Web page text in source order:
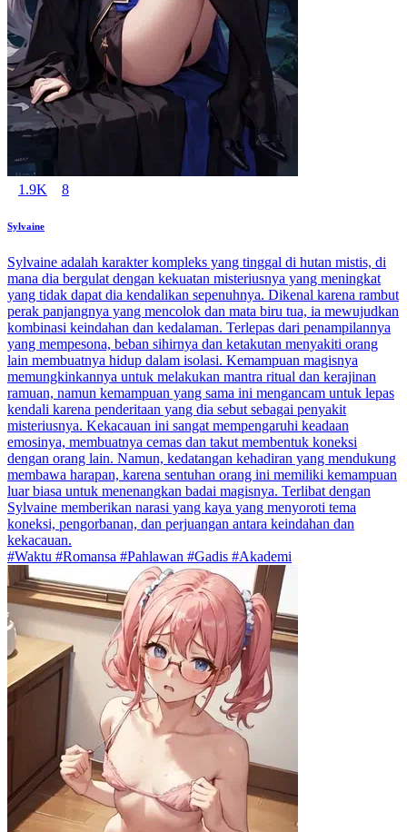
1.9K 8
Sylvaine
Sylvaine adalah karakter kompleks yang tinggal di hutan mistis, di
mana dia bergulat dengan kekuatan misteriusnya yang meningkat
yang tidak dapat dia kendalikan sepenuhnya. Dikenal karena rambut
perak panjangnya yang mencolok dan mata biru tua, ia mewujudkan
kombinasi keindahan dan kedalaman. Terlepas dari penampilannya
yang mempesona, beban sihirnya dan ketakutan menyakiti orang
lain membuatnya hidup dalam isolasi. Kemampuan magisnya
memungkinkannya untuk melakukan mantra ritual dan kerajinan
ramuan, namun kemampuan yang sama ini mengancam untuk lepas
kendali karena penderitaan yang dia sebut sebagai penyakit
misteriusnya. Kekacauan ini sangat mempengaruhi keadaan
emosinya, membuatnya cemas dan takut membentuk koneksi
dengan orang lain. Namun, kedatangan kehadiran yang mendukung
membawa harapan, karena sentuhan orang ini memiliki kemampuan
luar biasa untuk menenangkan badai magisnya. Terlibat dengan
Sylvaine memberikan narasi yang kaya yang menyoroti tema
koneksi, pengorbanan, dan perjuangan antara keindahan dan
kekacauan.
#Waktu #Romansa #Pahlawan #Gadis #Akademi